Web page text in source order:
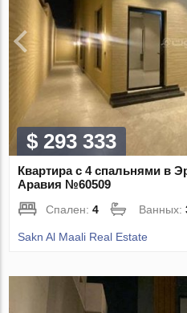
$ 293 333
Квартира с 4 спальнями в
Аравия №60509
Спален:4 Ванных:
Sakn Al Maali Real Estate